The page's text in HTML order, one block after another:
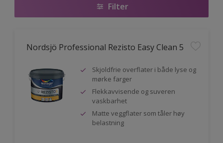
Filter
Nordsjö Professional Rezisto Easy Clean 5
Skjoldfrie overflater i både lyse og
mørke farger
Flekkavvisende og suveren
vaskbarhet
Matte veggflater som tåler høy
belastning